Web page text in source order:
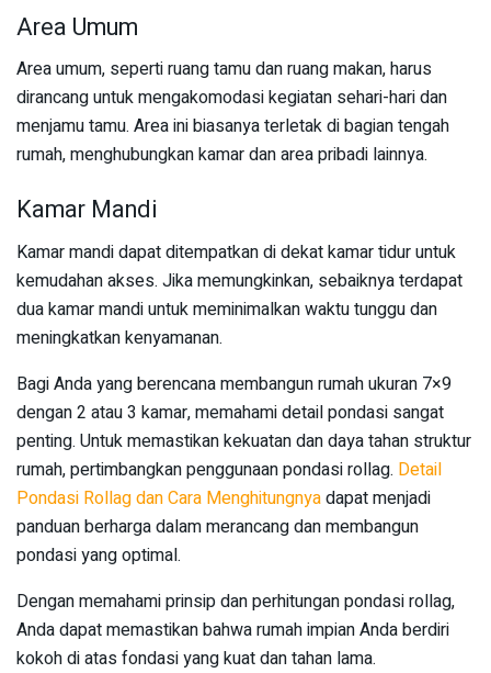
Area Umum
Area umum, seperti ruang tamu dan ruang makan, harus
dirancang untuk mengakomodasi kegiatan sehari-hari dan
menjamu tamu. Area ini biasanya terletak di bagian tengah
rumah, menghubungkan kamar dan area pribadi lainnya.
Kamar Mandi
Kamar mandi dapat ditempatkan di dekat kamar tidur untuk
kemudahan akses. Jika memungkinkan, sebaiknya terdapat
dua kamar mandi untuk meminimalkan waktu tunggu dan
meningkatkan kenyamanan.
Bagi Anda yang berencana membangun rumah ukuran 7×9
dengan 2 atau 3 kamar, memahami detail pondasi sangat
penting. Untuk memastikan kekuatan dan daya tahan struktur
rumah, pertimbangkan penggunaan pondasi rollag. Detail
Pondasi Rollag dan Cara Menghitungnyadapat menjadi
panduan berharga dalam merancang dan membangun
pondasi yang optimal.
Dengan memahami prinsip dan perhitungan pondasi rollag,
Anda dapat memastikan bahwa rumah impian Anda berdiri
kokoh di atas fondasi yang kuat dan tahan lama.